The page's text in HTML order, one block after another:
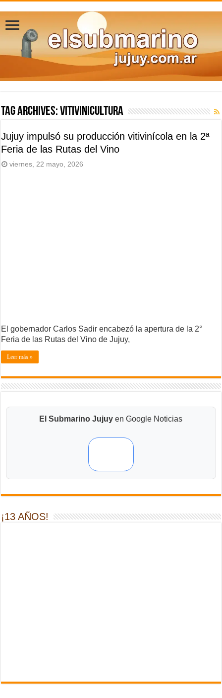
Tag Archives:vitivinicultura
Jujuy impulsó su producción vitivinícola en la 2ª
Feria de las Rutas del Vino
viernes, 22 mayo, 2026
El gobernador Carlos Sadir encabezó la apertura de la 2°
Feria de las Rutas del Vino de Jujuy,
Leer más »
El Submarino Jujuy en Google Noticias
¡13 AÑOS!